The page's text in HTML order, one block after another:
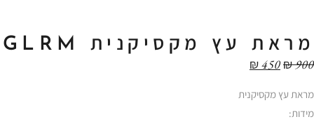
מראת עץ מקסיקנית GLRM
₪900
₪450
מראת עץ מקסיקנית
מידות: